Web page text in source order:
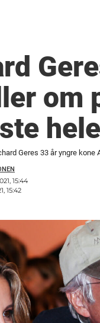
om
Geres 33 år yngre
15:44
15:42